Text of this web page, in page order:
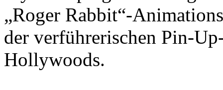
„Roger Rabbit“-
der verführerischen Pin-
Hollywoods.